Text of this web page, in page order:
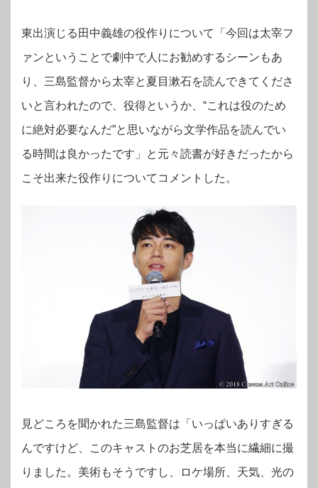
東出演じる田中義雄の役作りについて「今回は太宰フ
ァンということで劇中で人にお勧めするシーンもあ
り、三島監督から太宰と夏目漱石を読んできてくださ
いと言われたので、役得というか、“これは役のため
に絶対必要なんだ”と思いながら文学作品を読んでい
る時間は良かったです」と元々読書が好きだったから
こそ出来た役作りについてコメントした。
見どころを聞かれた三島監督は「いっぱいありすぎる
んですけど、このキャストのお芝居を本当に繊細に撮
りました。美術もそうですし、ロケ場所、天気、光の